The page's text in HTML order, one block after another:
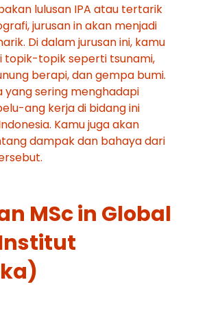
lulusan IPA atau tertarik
jurusan in akan menjadi
Di dalam jurusan ini, kamu
topik-topik seperti tsunami,
berapi, dan gempa bumi.
yang sering menghadapi
ang kerja di bidang ini
Kamu juga akan
dampak dan bahaya dari
MSc in Global